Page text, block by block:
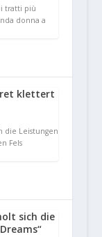
tratti più
donna a
klettert
die Leistungen
Fels
sich die